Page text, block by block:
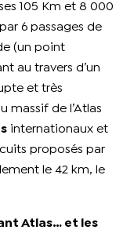
105 Km et 8 000
6 passages de
(un point
au travers d’un
et très
massif de l’Atlas
internationaux et
proposés par
le 42 km, le
Atlas… et les